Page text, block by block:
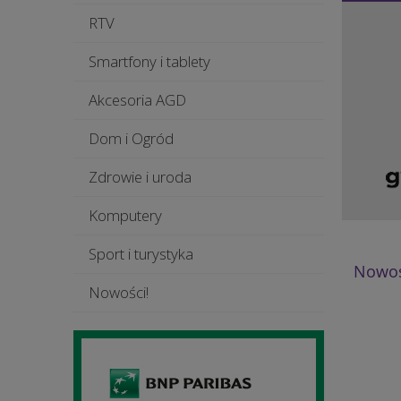
RTV
Smartfony i tablety
Akcesoria AGD
Dom i Ogród
Zdrowie i uroda
Komputery
Sport i turystyka
Nowości!